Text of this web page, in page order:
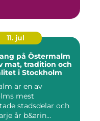
11. jul
på Östermalm
mat, tradition och
i Stockholm
är en av
mest
stadsdelar och
år b&arin...